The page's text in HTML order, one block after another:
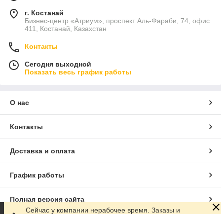
г. Костанай
Бизнес-центр «Атриум», проспект Аль-Фараби, 74, офис
411, Костанай, Казахстан
Контакты
Сегодня выходной
Показать весь график работы
О нас
Контакты
Доставка и оплата
График работы
Полная версия сайта
Сейчас у компании нерабочее время. Заказы и